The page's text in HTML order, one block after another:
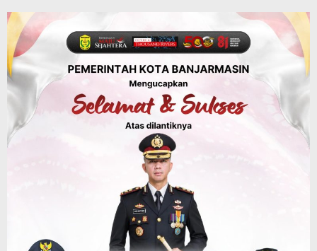
Kekeringan Imbas Kemaru, Stok Pangan
di Kalsel Aman?
Agustus 6, 2026
Advertorial Pemkab Balangan
Sambut HUT RI ke-81, Balangan Gelar
Turnamen Mini Soccer Piala Bupati Cup,
Berlangsung hingga 15 Agustus
Pemkab Balangan